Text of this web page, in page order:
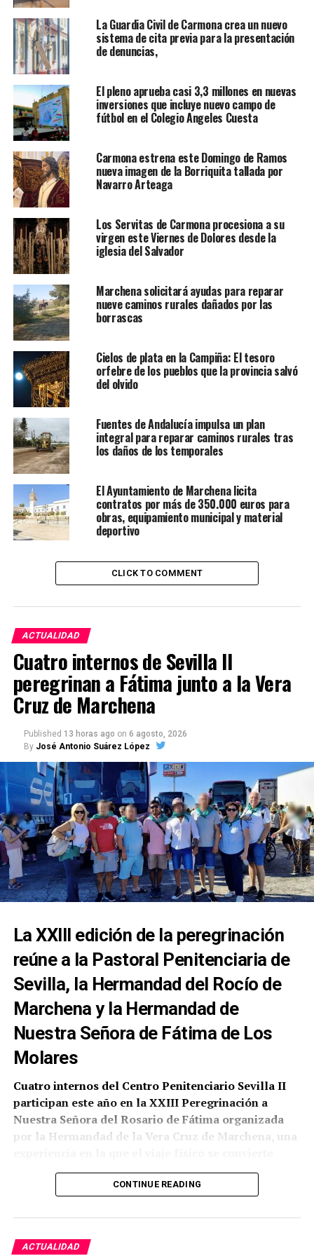
La Guardia Civil de Carmona crea un nuevo
sistema de cita previa para la presentación
de denuncias,
El pleno aprueba casi 3,3 millones en nuevas
inversiones que incluye nuevo campo de
fútbol en el Colegio Angeles Cuesta
Carmona estrena este Domingo de Ramos
nueva imagen de la Borriquita tallada por
Navarro Arteaga
Los Servitas de Carmona procesiona a su
virgen este Viernes de Dolores desde la
iglesia del Salvador
Marchena solicitará ayudas para reparar
nueve caminos rurales dañados por las
borrascas
Cielos de plata en la Campiña: El tesoro
orfebre de los pueblos que la provincia salvó
del olvido
Fuentes de Andalucía impulsa un plan
integral para reparar caminos rurales tras
los daños de los temporales
El Ayuntamiento de Marchena licita
contratos por más de 350.000 euros para
obras, equipamiento municipal y material
deportivo
CLICK TO COMMENT
ACTUALIDAD
Cuatro internos de Sevilla II
peregrinan a Fátima junto a la Vera
Cruz de Marchena
Published 13 horas ago on 6 agosto, 2026
By José Antonio Suárez López
La XXIII edición de la peregrinación
reúne a la Pastoral Penitenciaria de
Sevilla, la Hermandad del Rocío de
Marchena y la Hermandad de
Nuestra Señora de Fátima de Los
Molares
Cuatro internos del Centro Penitenciario Sevilla II
participan este año en la XXIII Peregrinación a
Nuestra Señora del Rosario de Fátima organizada
por la Hermandad de la Vera Cruz de Marchena, una
también en un camino de convivencia, oración y
reflexión personal.
Según ha comunicado la propia corporación
a la colaboración de la Pastoral Penitenciaria de la
CONTINUE READING
ACTUALIDAD